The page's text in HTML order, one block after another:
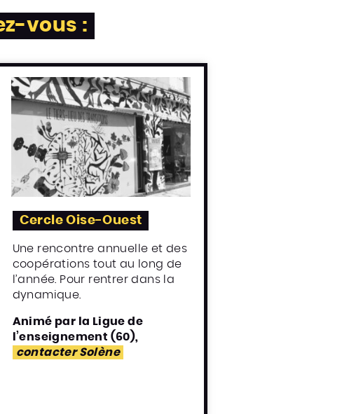
vous :
Cercle Oise-Ouest
Une rencontre annuelle et des
coopérations tout au long de
l’année. Pour rentrer dans la
dynamique.
Animé par la Ligue de
l’enseignement (60),
contacter Solène